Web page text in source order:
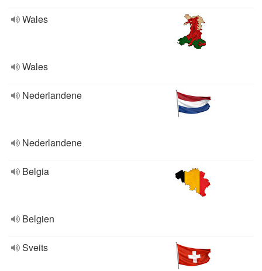
Wales
Wales
Nederlandene
Nederlandene
Belgia
Belgien
Sveits